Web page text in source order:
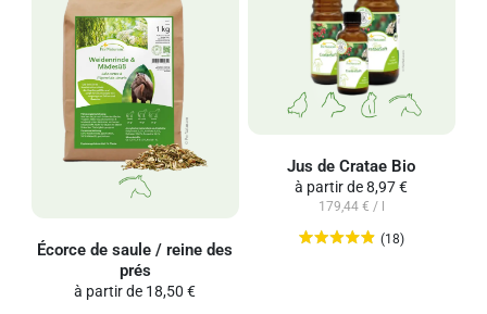
Écorce de saule / reine des
prés
à partir de 18,50 €
Jus de Cratae Bio
à partir de8,97 €
179,44 € / l
(18)